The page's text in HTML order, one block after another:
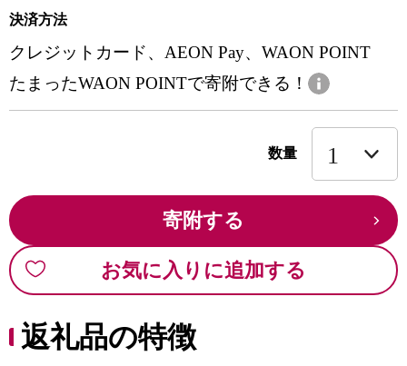
決済方法
クレジットカード、AEON Pay、WAON POINT
たまったWAON POINTで寄附できる！
数量
寄附する
お気に入りに追加する
返礼品の特徴